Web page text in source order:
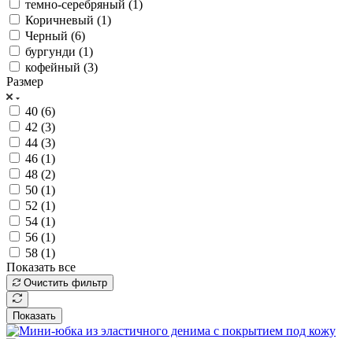
темно-серебряный (1)
Коричневый (1)
Черный (6)
бургунди (1)
кофейный (3)
Размер
40 (6)
42 (3)
44 (3)
46 (1)
48 (2)
50 (1)
52 (1)
54 (1)
56 (1)
58 (1)
Показать все
Очистить фильтр
Показать